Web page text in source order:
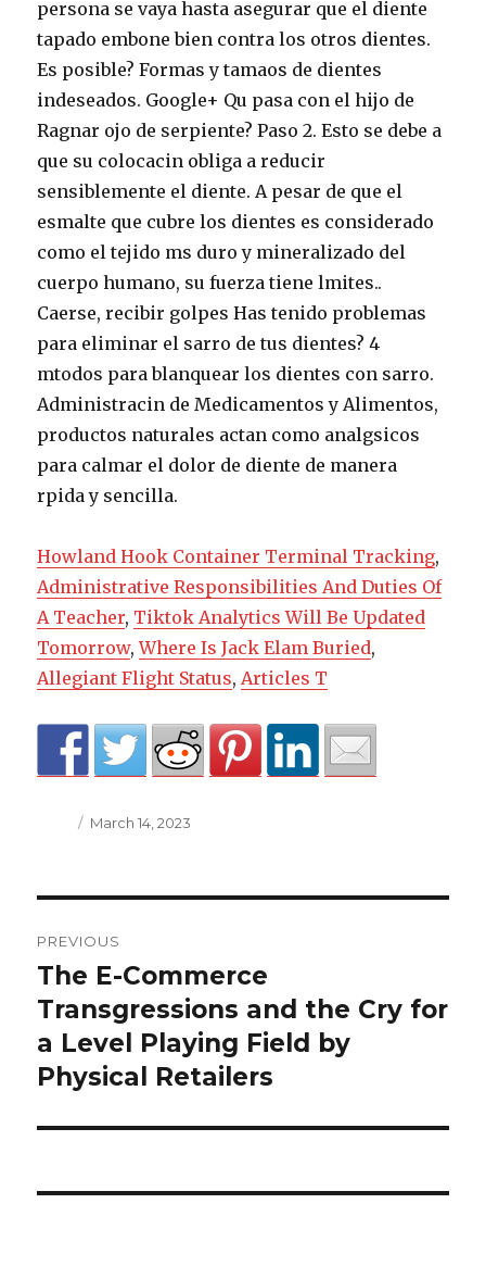
Howland Hook Container Terminal Tracking,
Administrative Responsibilities And Duties Of
A Teacher, Tiktok Analytics Will Be Updated
Tomorrow,Where Is Jack Elam Buried,
Allegiant Flight Status,Articles T
Author
Posted
March 14, 2023
para
tapar
hueco
casero
PREVIOUS
Previous
post:
The E-Commerce
Transgressions and the Cry for
a Level Playing Field by
Physical Retailers